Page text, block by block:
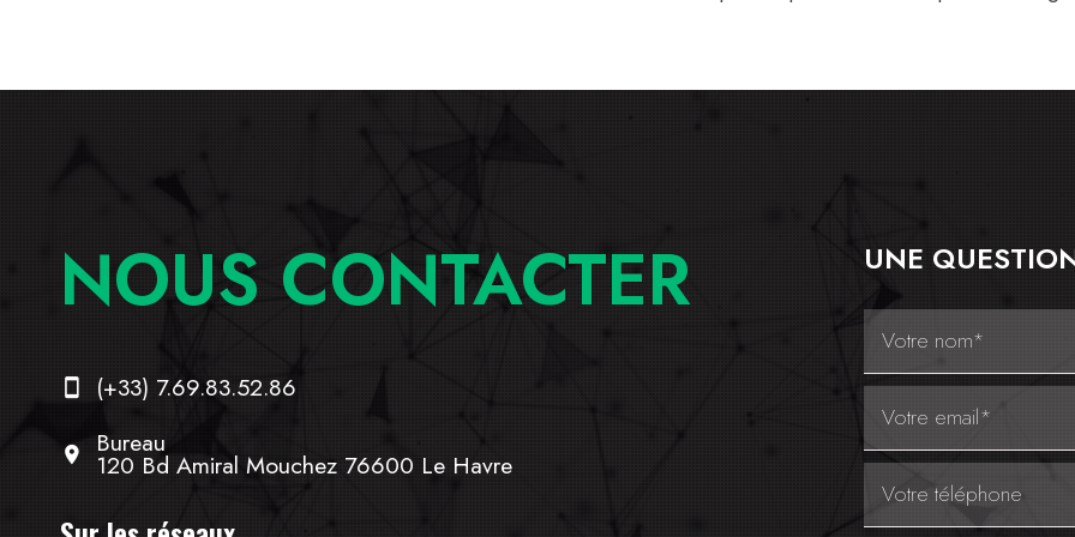
NOUS CONTACTER
(+33) 7.69.83.52.86
Bureau
120 Bd Amiral Mouchez 76600 Le Havre
UNE